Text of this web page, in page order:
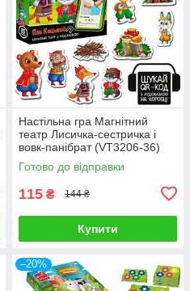
Настільна гра Магнітний
театр Лисичка-сестричка і
вовк-панібрат (VT3206-36)
Готово до відправки
115 ₴ 144 ₴
Купити
–20%